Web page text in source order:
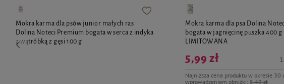
Mokra karma dla psów junior małych ras
Dolina Noteci Premium bogata w serca z indyka
z wątróbką z gęsi 100 g
Mokra karma dla psa Dolina
bogata w jagnięcinę puszka 400 g
LIMITOWANA
5,99 zł
Najniższa cena produktu w okresie 30
wprowadzeniem obniżki: 5,49 zł